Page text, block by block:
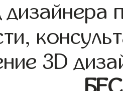
дизайнера
3D